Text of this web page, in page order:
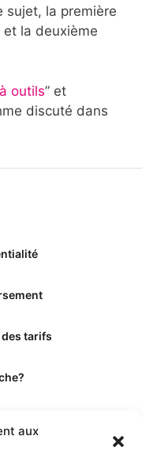
aux
sujet, la première
et la deuxième
outils” et
discuté dans
tarifs